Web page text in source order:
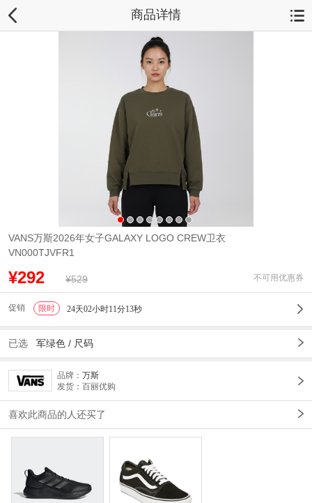
商品详情
VANS万斯2026年女子GALAXY LOGO CREW卫衣
VN000TJVFR1
¥292 ¥529 不可用优惠券
促销 限时 24天02小时11分13秒
已选 军绿色 / 尺码
品牌： 万斯
发货：百丽优购
喜欢此商品的人还买了